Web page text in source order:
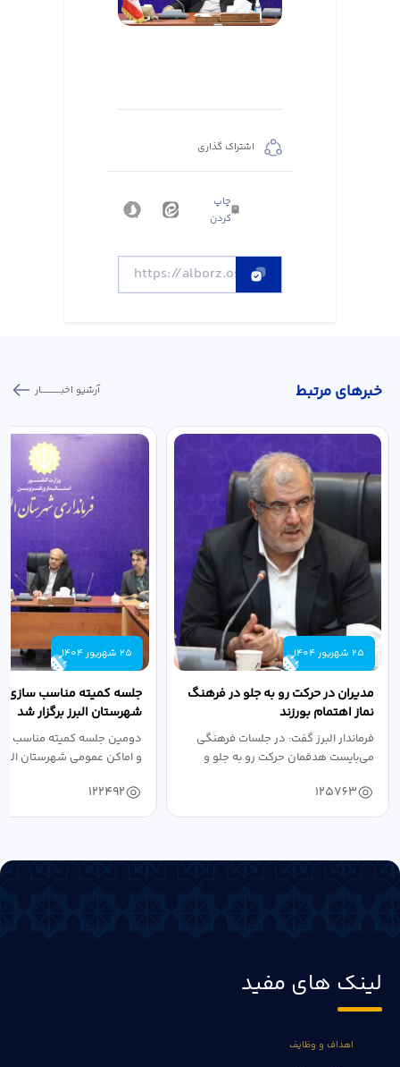
اشتراک گذاری
چاپ
کردن
خبر‌های مرتبط آرشیو اخبـــــــــــار
25 شهریور 1404
مدیران در حرکت رو به جلو در فرهنگ
نماز اهتمام بورزند
فرماندار البرز گفت: در جلسات فرهنگی
می‌بایست هدفمان حرکت رو به جلو و
125763
25 شهریور 1404
جلسه کمیته مناسب سازی
شهرستان البرز برگزار شد
دومین جلسه کمیته مناسب
و اماکن عمومی شهرستان
122492
لینک های مفید
اهداف و وظایف